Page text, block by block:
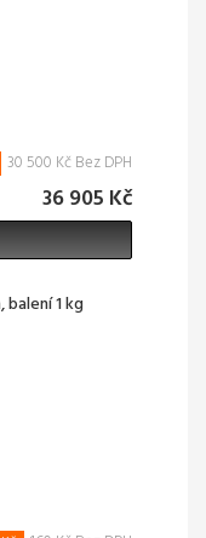
30 500 Kč Bez DPH
36 905 Kč
1 kg